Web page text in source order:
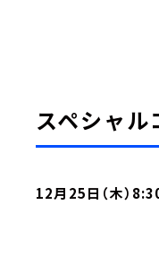
スペシャ
12月25日（木）